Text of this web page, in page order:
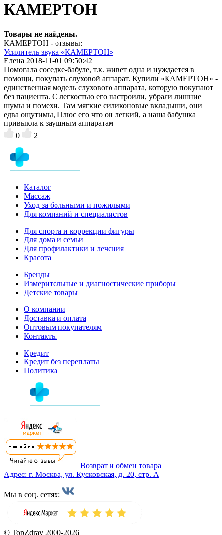
КАМЕРТОН
Товары не найдены.
КАМЕРТОН - отзывы:
Усилитель звука «КАМЕРТОН»
Елена 2018-11-01 09:50:42
Помогала соседке-бабуле, т.к. живет одна и нуждается в
помощи, покупать слуховой аппарат. Купили «КАМЕРТОН» -
единственная модель слухового аппарата, которую покупают
без пациента. С легкостью его настроили, убрали лишние
шумы и помехи. Там мягкие силиконовые вкладыши, они
едва ощутимы, Плюс его что он легкий, а наша бабушка
привыкла к заушным аппаратам
0
2
Каталог
Массаж
Уход за больными и пожилыми
Для компаний и специалистов
Для спорта и коррекции фигуры
Для дома и семьи
Для профилактики и лечения
Красота
Бренды
Измерительные и диагностические приборы
Детские товары
О компании
Доставка и оплата
Оптовым покупателям
Контакты
Кредит
Кредит без переплаты
Политика
Возврат и обмен товара
Адрес: г. Москва, ул. Кусковская, д. 20, стр. А
Мы в соц. сетях:
© TopZdrav 2000-2026